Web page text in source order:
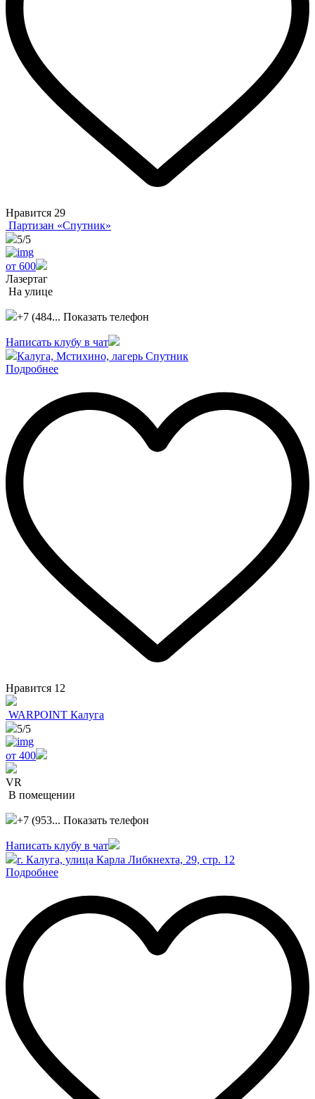
Нравится 29
Партизан «Спутник»
5/5
от 600
Лазертаг
На улице
+7 (484... Показать телефон
Написать клубу в чат
Калуга, Мстихино, лагерь Спутник
Подробнее
Нравится 12
WARPOINT Калуга
5/5
от 400
VR
В помещении
+7 (953... Показать телефон
Написать клубу в чат
г. Калуга, улица Карла Либкнехта, 29, стр. 12
Подробнее